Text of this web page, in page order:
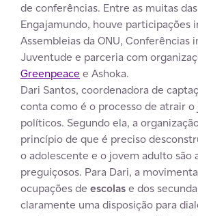
de conferências. Entre as muitas
Engajamundo, houve participações
Assembleias da ONU, Conferências
Juventude e parceria com
Greenpeace e Ashoka.
Dari Santos, coordenadora de
conta como é o processo de atrair
políticos. Segundo ela, a
princípio de que é preciso
o adolescente e o jovem adulto são
preguiçosos. Para Dari, a
ocupações de escolase dos
claramente uma disposição para